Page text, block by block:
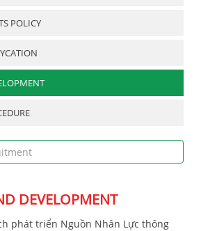
POLICY
DEVELOPMENT
phát triển Nguồn Nhân Lực thông